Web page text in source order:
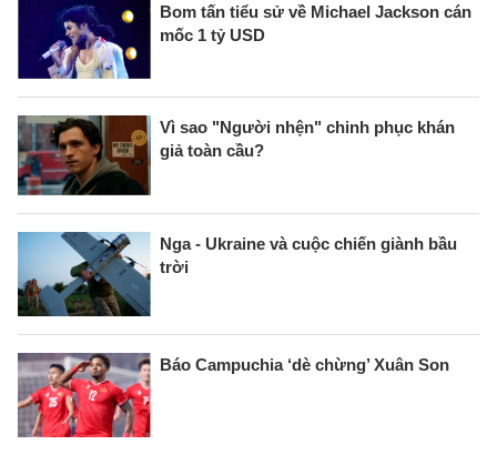
Bom tấn tiểu sử về Michael Jackson cán
mốc 1 tỷ USD
Vì sao "Người nhện" chinh phục khán
giả toàn cầu?
Nga - Ukraine và cuộc chiến giành bầu
trời
Báo Campuchia ‘dè chừng’ Xuân Son